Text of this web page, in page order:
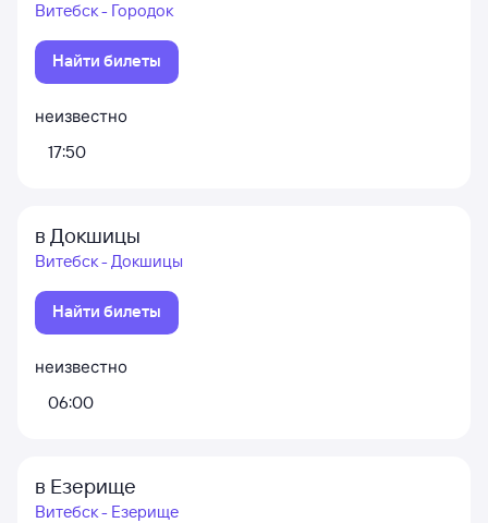
Витебск - Городок
Найти билеты
неизвестно
17:50
в Докшицы
Витебск - Докшицы
Найти билеты
неизвестно
06:00
в Езерище
Витебск - Езерище